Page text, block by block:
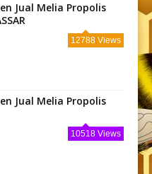
Jual Melia Propolis
12788 Views
Jual Melia Propolis
10518 Views